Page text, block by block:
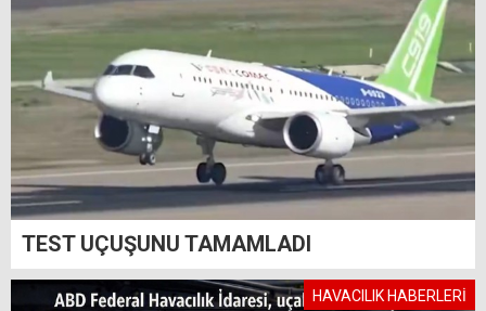
TEST UÇUŞUNU TAMAMLADI
HAVACILIK HABERLERİ